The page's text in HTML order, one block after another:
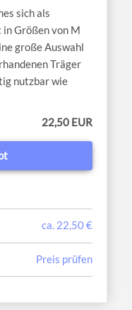
sich als
Größen von M
große Auswahl
Träger
nutzbar wie
22,50 EUR
ca. 22,50 €
Preis prüfen